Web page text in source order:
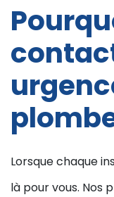
Lorsque chaque
là pour vous. Nos